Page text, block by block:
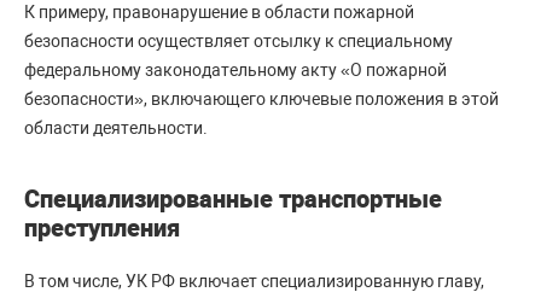
К примеру, правонарушение в области пожарной
безопасности осуществляет отсылку к специальному
федеральному законодательному акту «О пожарной
безопасности», включающего ключевые положения в этой
области деятельности.
Специализированные транспортные
преступления
В том числе, УК РФ включает специализированную главу,